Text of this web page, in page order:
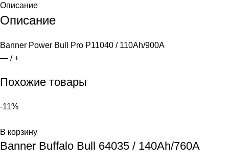
Описание
Описание
Banner Power Bull Pro P11040 / 110Ah/900A
— / +
Похожие товары
-11%
В корзину
Banner Buffalo Bull 64035 / 140Ah/760A